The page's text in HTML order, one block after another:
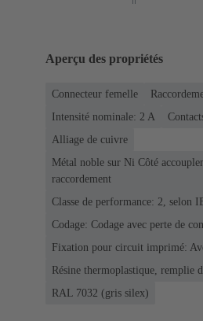
Aperçu des propriétés
Connecteur femelle
Intensité nominale: ‌2 A
Alliage de cuivre
Métal noble sur Ni Côté
raccordement
Classe de performance: 2, selon
Codage: Codage avec perte de
Fixation pour circuit imprimé:
Résine thermoplastique, remplie
RAL 7032 (gris silex)